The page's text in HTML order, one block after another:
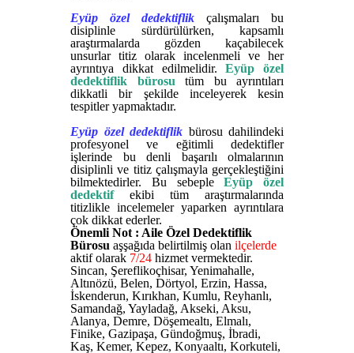
Eyüp özel dedektiflik çalışmaları bu
disiplinle sürdürülürken, kapsamlı
araştırmalarda gözden kaçabilecek
unsurlar titiz olarak incelenmeli ve her
ayrıntıya dikkat edilmelidir.Eyüp özel
dedektiflik bürosu tüm bu ayrıntıları
dikkatli bir şekilde inceleyerek kesin
tespitler yapmaktadır.
Eyüp özel dedektiflik bürosu dahilindeki
profesyonel ve eğitimli dedektifler
işlerinde bu denli başarılı olmalarının
disiplinli ve titiz çalışmayla gerçekleştiğini
bilmektedirler. Bu sebepleEyüp özel
dedektifekibi tüm araştırmalarında
titizlikle incelemeler yaparken ayrıntılara
çok dikkat ederler.
Önemli Not : Aile Özel Dedektiflik
Bürosu aşşağıda belirtilmiş olan ilçelerde
aktif olarak 7/24 hizmet vermektedir.
Sincan, Şereflikoçhisar, Yenimahalle,
Altınözü, Belen, Dörtyol, Erzin, Hassa,
İskenderun, Kırıkhan, Kumlu, Reyhanlı,
Samandağ, Yayladağ, Akseki, Aksu,
Alanya, Demre, Döşemealtı, Elmalı,
Finike, Gazipaşa, Gündoğmuş, İbradi,
Kaş, Kemer, Kepez, Konyaaltı, Korkuteli,